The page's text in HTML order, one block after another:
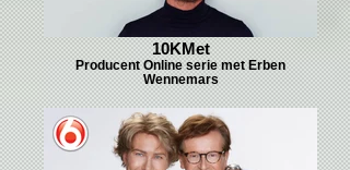
10KMet
Producent Online serie met Erben
Wennemars